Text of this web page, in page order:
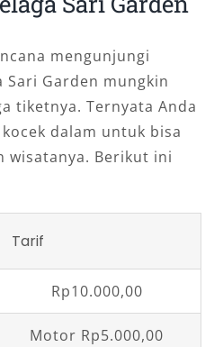
mengunjungi
Sari Garden mungkin
tiketnya. Ternyata Anda
dalam untuk bisa
wisatanya. Berikut ini
Tarif
Rp10.000,00
Motor Rp5.000,00